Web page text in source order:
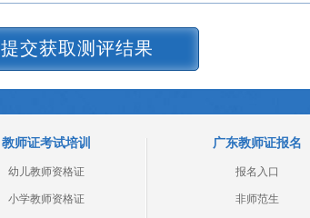
提交获取测评结果
教师证考试培训
幼儿教师资格证
小学教师资格证
广东教师证报名
报名入口
非师范生